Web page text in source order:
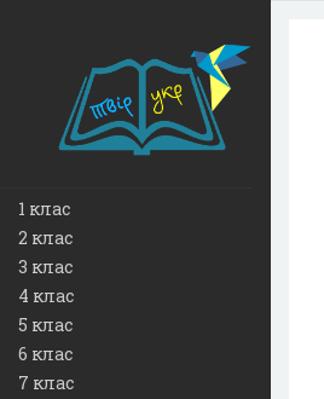
1 клас
2 клас
3 клас
4 клас
5 клас
6 клас
7 клас